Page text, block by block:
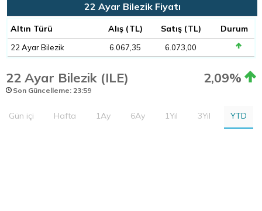
22 Ayar Bilezik Fiyatı
Altın Türü Alış (TL) Satış (TL) Durum
22 Ayar Bilezik 6.067,35 6.073,00
22 Ayar Bilezik (ILE) 2,09%
Son Güncelleme: 23:59
Gün içi Hafta 1Ay 6Ay 1Yıl 3Yıl YTD